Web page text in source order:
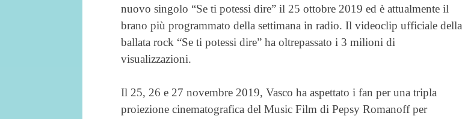
nuovo singolo “Se ti potessi dire” il 25 ottobre 2019 ed è attualmente il
brano più programmato della settimana in radio. Il videoclip ufficiale della
ballata rock “Se ti potessi dire” ha oltrepassato i 3 milioni di
visualizzazioni.
Il 25, 26 e 27 novembre 2019, Vasco ha aspettato i fan per una tripla
proiezione cinematografica del Music Film di Pepsy Romanoff per